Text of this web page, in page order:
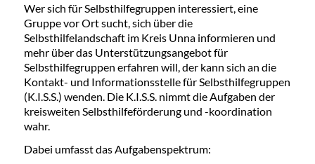
Wer sich für Selbsthilfegruppen interessiert, eine
Gruppe vor Ort sucht, sich über die
Selbsthilfelandschaft im Kreis Unna informieren und
mehr über das Unterstützungsangebot für
Selbsthilfegruppen erfahren will, der kann sich an die
Kontakt- und Informationsstelle für Selbsthilfegruppen
(K.I.S.S.) wenden. Die K.I.S.S. nimmt die Aufgaben der
kreisweiten Selbsthilfeförderung und -koordination
wahr.
Dabei umfasst das Aufgabenspektrum: